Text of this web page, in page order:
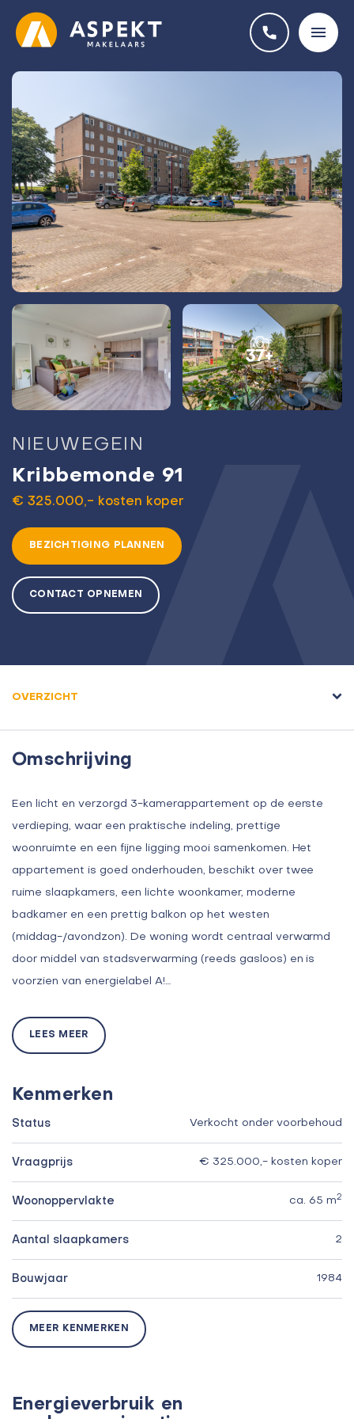
37+
NIEUWEGEIN
Kribbemonde 91
€ 325.000,- kosten koper
BEZICHTIGING PLANNEN
CONTACT OPNEMEN
OVERZICHT
Omschrijving
Een licht en verzorgd 3-kamerappartement op de eerste
verdieping, waar een praktische indeling, prettige
woonruimte en een fijne ligging mooi samenkomen. Het
appartement is goed onderhouden, beschikt over twee
ruime slaapkamers, een lichte woonkamer, moderne
badkamer en een prettig balkon op het westen
(middag-/avondzon). De woning wordt centraal verwarmd
door middel van stadsverwarming (reeds gasloos) en is
voorzien van energielabel A!…
LEES MEER
Kenmerken
Status Verkocht onder voorbehoud
Vraagprijs € 325.000,- kosten koper
Woonoppervlakte ca. 65 m2
Aantal slaapkamers 2
Bouwjaar 1984
MEER KENMERKEN
Energieverbruik en